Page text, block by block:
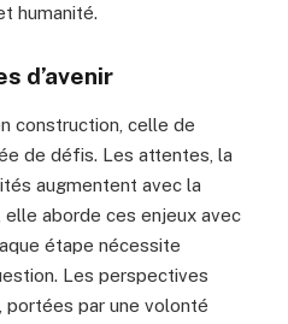
humanité.
d’avenir
construction, celle de
de défis. Les attentes, la
augmentent avec la
aborde ces enjeux avec
étape nécessite
Les perspectives
portées par une volonté